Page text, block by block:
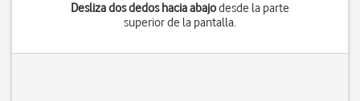
Desliza dos dedos hacia abajodesde la parte
superior de la pantalla.